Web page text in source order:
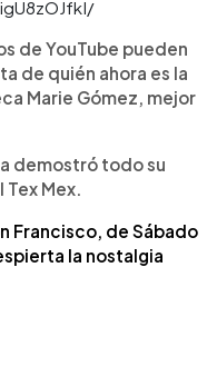
de YouTube pueden
de quién ahora es la
Marie Gómez, mejor
demostró todo su
Mex.
Francisco, de Sábado
la nostalgia